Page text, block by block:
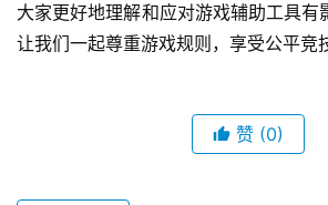
大家更好地理解和应对游戏辅助工具有
让我们一起尊重游戏规则，享受公平竞
赞 (0)